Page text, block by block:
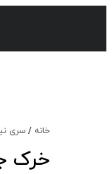
خانه / سری
خرک